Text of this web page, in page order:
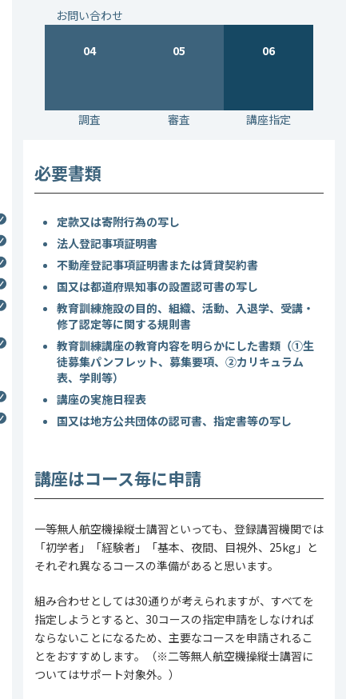
お問い合わせ
04
調査
05
審査
06
講座指定
必要書類
定款又は寄附行為の写し
法人登記事項証明書
不動産登記事項証明書または賃貸契約書
国又は都道府県知事の設置認可書の写し
教育訓練施設の目的、組織、活動、入退学、受講・
修了認定等に関する規則書
教育訓練講座の教育内容を明らかにした書類（①生
徒募集パンフレット、募集要項、②カリキュラム
表、学則等）
講座の実施日程表
国又は地方公共団体の認可書、指定書等の写し
講座はコース毎に申請
一等無人航空機操縦士講習といっても、登録講習機関では
「初学者」「経験者」「基本、夜間、目視外、25kg」と
それぞれ異なるコースの準備があると思います。
組み合わせとしては30通りが考えられますが、すべてを
指定しようとすると、30コースの指定申請をしなければ
ならないことになるため、主要なコースを申請されるこ
とをおすすめします。（※二等無人航空機操縦士講習に
ついてはサポート対象外。）